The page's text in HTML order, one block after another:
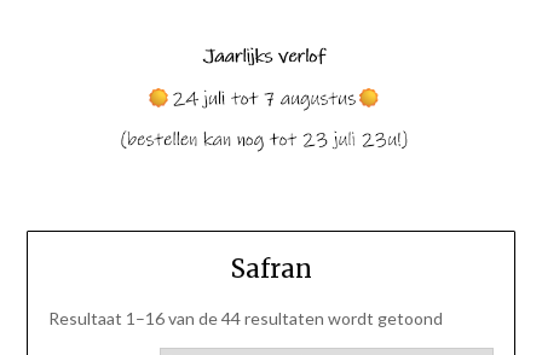
Safran
Resultaat 1–16 van de 44 resultaten wordt getoondGesorteerd
op